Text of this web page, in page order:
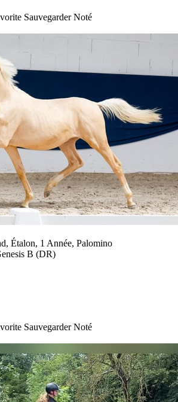
Sauvegarder Noté
Étalon, 1 Année, Palomino
B (DR)
Sauvegarder Noté